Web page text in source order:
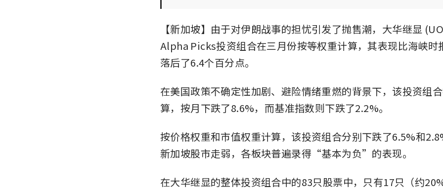
【新加坡】由于对伊朗战事的担忧引发了抛售潮，大华继显
Alpha Picks投资组合在三月份按等权重计算，其表现比海峡时
落后了6.4个百分点。
在美国政策不确定性加剧、避险情绪重燃的背景下，该投资组
算，按月下跌了8.6%，而基准指数则下跌了2.2%。
按价格权重和市值权重计算，该投资组合分别下跌了6.5%和
新加坡股市走弱，各板块普遍录得“基本为负”的表现。
在大华继显的整体投资组合中的83只股票中，只有17只（约